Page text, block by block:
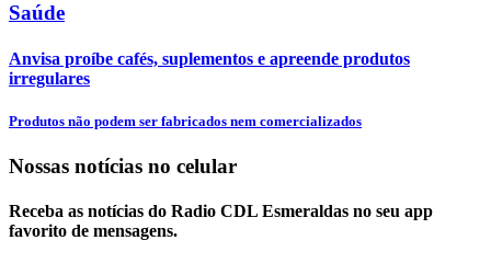
Saúde
Anvisa proíbe cafés, suplementos e apreende produtos
irregulares
Produtos não podem ser fabricados nem comercializados
Nossas notícias no celular
Receba as notícias do Radio CDL Esmeraldas no seu app
favorito de mensagens.